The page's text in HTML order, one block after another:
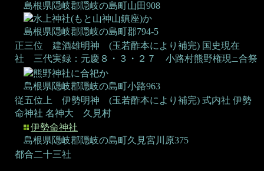
島根県隠岐郡隠岐の島町山田908
水上神社(もと山神山鎮座)か
島根県隠岐郡隠岐の島町郡794-5
正三位 建酒雄明神 (玉若酢本により補完) 国史現在
社 三代実録：元慶８・３・２７
小路村熊野権現 ニ合祭
熊野神社に合祀か
島根県隠岐郡隠岐の島町小路963
従五位上 伊勢明神 (玉若酢本により補完) 式内社 伊勢
命神社 名神大
久見村
伊勢命神社
島根県隠岐郡隠岐の島町久見宮川原375
都合二十三社